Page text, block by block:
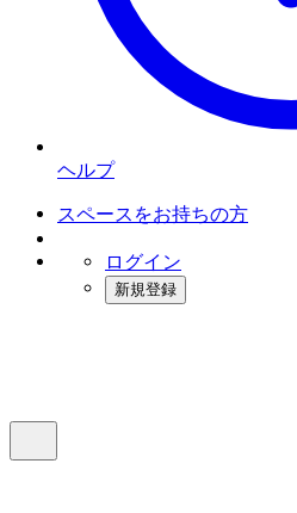
ヘルプ
スペースをお持ちの方
ログイン
新規登録